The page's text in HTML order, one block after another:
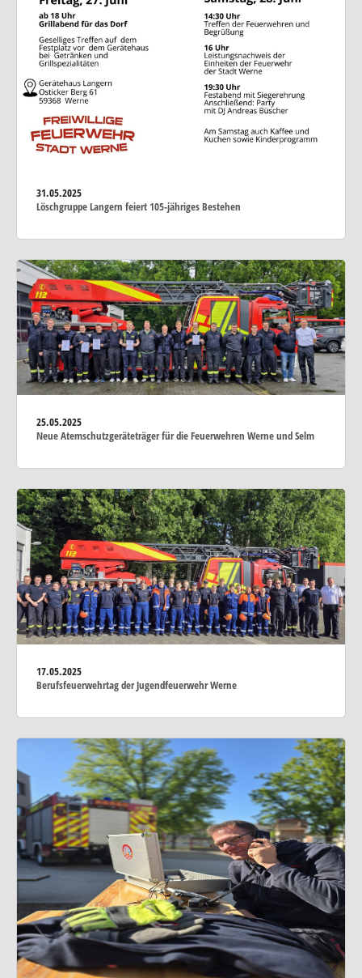
31.05.2025
Löschgruppe Langern feiert 105-jähriges Bestehen
25.05.2025
Neue Atemschutzgeräteträger für die Feuerwehren Werne und Selm
17.05.2025
Berufsfeuerwehrtag der Jugendfeuerwehr Werne